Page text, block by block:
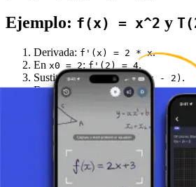
Ejemplo: f(x) = x^2 y
Derivada: f'(x) = 2 * x.
En x0 = 2: f'(2) = 4.
Sustituir:y - 4 = 4 * (x - 2) .
Forma simplificada:y = 4 * x - 4
Puntos clave
La tangente en T toca la curva en T
pendiente allí.
Para hallar su ecuación se necesita